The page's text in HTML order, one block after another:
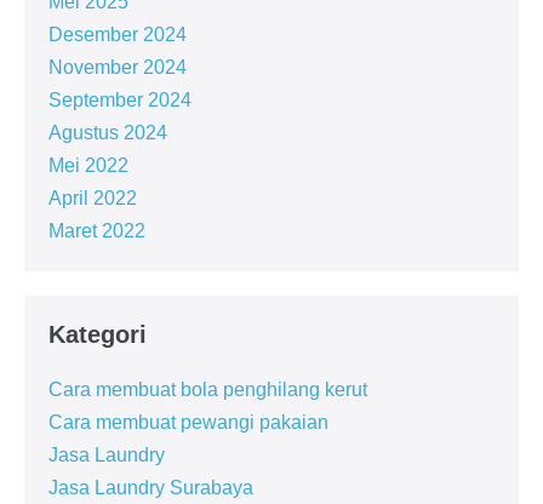
Desember 2024
November 2024
September 2024
Agustus 2024
Mei 2022
April 2022
Maret 2022
Kategori
Cara membuat bola penghilang kerut
Cara membuat pewangi pakaian
Jasa Laundry
Jasa Laundry Surabaya